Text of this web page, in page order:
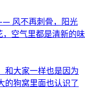
风不再刺骨，阳光
空气里都是清新的味
和大家一样也是因为
的狗窝里面也认识了